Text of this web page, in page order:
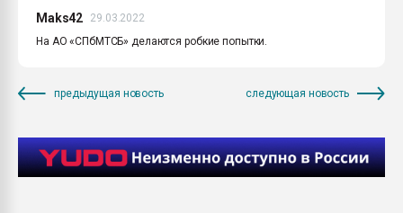
Maks42
29.03.2022
На АО «СПбМТСБ» делаются робкие попытки.
предыдущая новость следующая новость